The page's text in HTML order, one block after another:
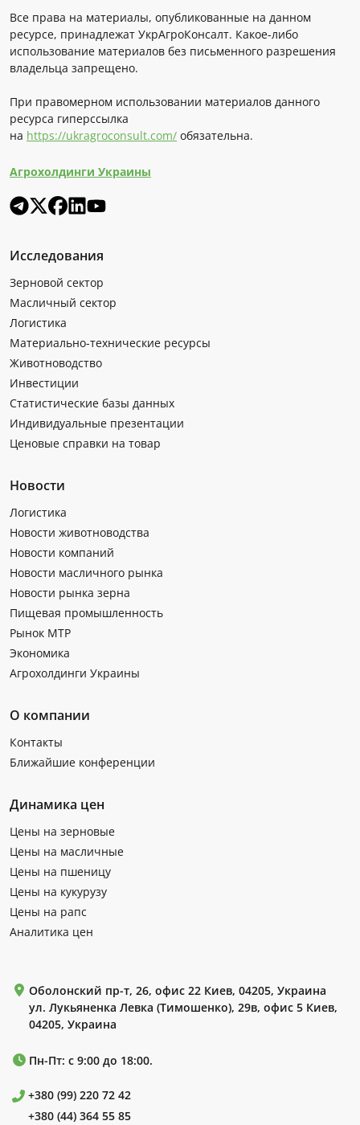
Все права на материалы, опубликованные на данном
ресурсе, принадлежат УкрАгроКонсалт. Какое-либо
использование материалов без письменного разрешения
владельца запрещено.
При правомерном использовании материалов данного
ресурса гиперссылка
на https://ukragroconsult.com/ обязательна.
Агрохолдинги Украины
Исследования
Зерновой сектор
Масличный сектор
Логистика
Материально-технические ресурсы
Животноводство
Инвестиции
Статистические базы данных
Индивидуальные презентации
Ценовые справки на товар
Новости
Логистика
Новости животноводства
Новости компаний
Новости масличного рынка
Новости рынка зерна
Пищевая промышленность
Рынок МТР
Экономика
Агрохолдинги Украины
О компании
Контакты
Ближайшие конференции
Динамика цен
Цены на зерновые
Цены на масличные
Цены на пшеницу
Цены на кукурузу
Цены на рапс
Аналитика цен
Оболонский пр-т, 26, офис 22 Киев, 04205, Украина
ул. Лукьяненка Левка (Тимошенко), 29в, офис 5 Киев,
04205, Украина
Пн-Пт: с 9:00 до 18:00.
+380 (99) 220 72 42
+380 (44) 364 55 85